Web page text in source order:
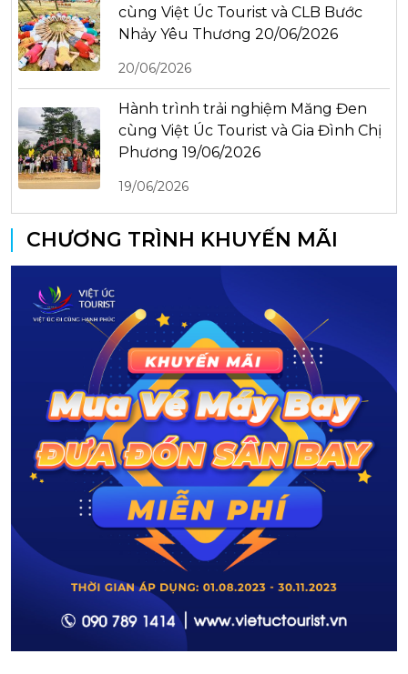
cùng Việt Úc Tourist và CLB Bước
Nhảy Yêu Thương 20/06/2026
20/06/2026
Hành trình trải nghiệm Măng Đen
cùng Việt Úc Tourist và Gia Đình Chị
Phương 19/06/2026
19/06/2026
CHƯƠNG TRÌNH KHUYẾN MÃI